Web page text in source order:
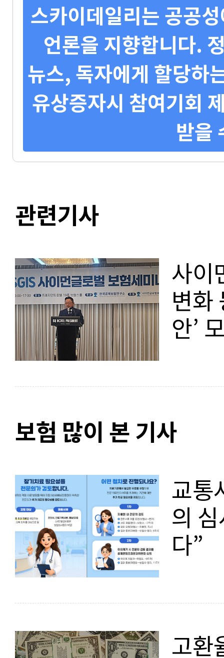
스카이데일리는 공공
언론을 지향합니다.
뉴스, 독자에게 할당하
유상증자시 참여기회
받을
관련기사
사이
변화
안’
보험 많이 본 기사
교통
의
다”
고환